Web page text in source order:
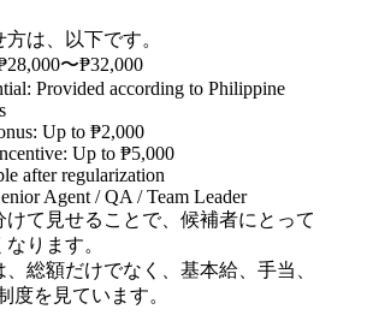
は、以下です。
〜₱32,000
Provided according to Philippine
Up to ₱2,000
Up to ₱5,000
after regularization
Agent / QA / Team Leader
けて見せることで、候補者にとって
ります。
総額だけでなく、基本給、手当、
度を見ています。